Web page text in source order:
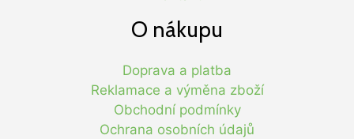
O nákupu
Doprava a platba
Reklamace a výměna zboží
Obchodní podmínky
Ochrana osobních údajů